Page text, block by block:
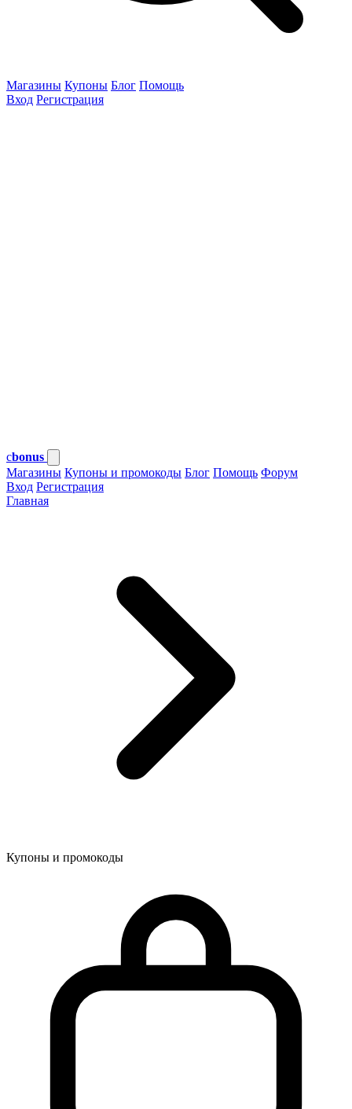
Магазины Купоны Блог Помощь
Вход Регистрация
cbonus
Магазины Купоны и промокоды Блог Помощь Форум
Вход Регистрация
Главная
Купоны и промокоды